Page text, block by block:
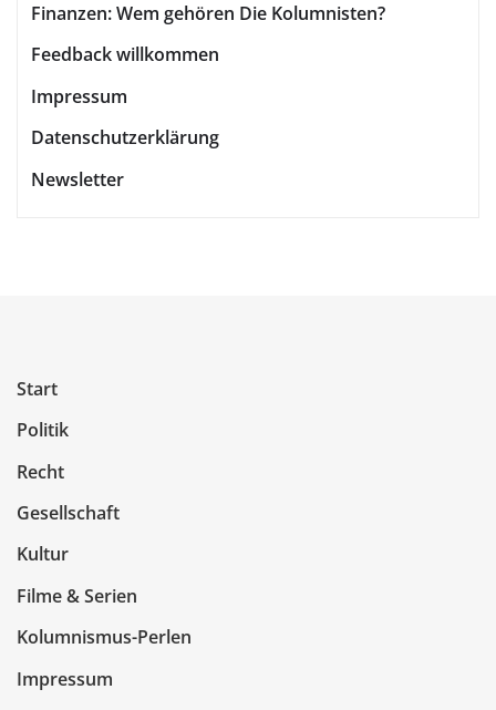
Finanzen: Wem gehören Die Kolumnisten?
Feedback willkommen
Impressum
Datenschutzerklärung
Newsletter
Start
Politik
Recht
Gesellschaft
Kultur
Filme & Serien
Kolumnismus-Perlen
Impressum